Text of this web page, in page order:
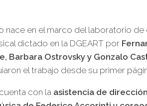
nace en el marco del laboratorio de
dictado en la DGEART por
Barbara Ostrovsky y Gonzalo
el trabajo desde su primer
con la asistencia de